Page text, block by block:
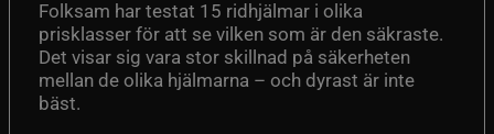
Folksam har testat 15 ridhjälmar i olika
prisklasser för att se vilken som är den säkraste.
Det visar sig vara stor skillnad på säkerheten
mellan de olika hjälmarna – och dyrast är inte
bäst.